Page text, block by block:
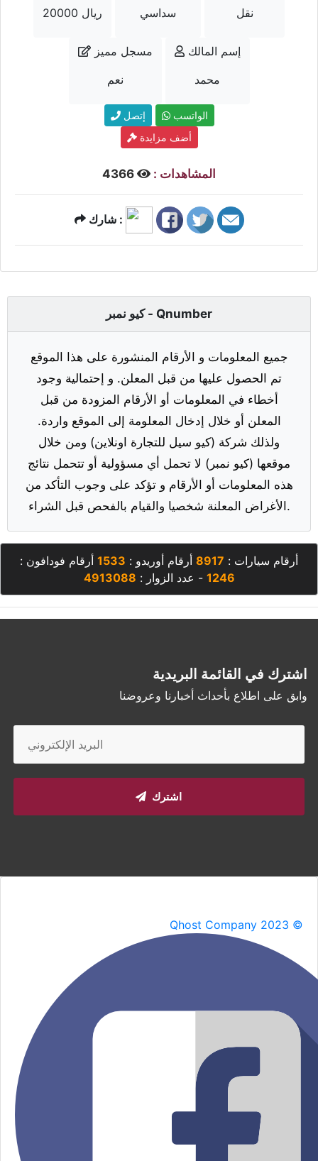
20000 ريال
سداسي
نقل
مسجل مميز
نعم
إسم المالك
محمد
إتصل
الواتسب
أضف مزايدة
المشاهدات :
شارك :
كيو نمبر - Qnumber
جميع المعلومات و الأرقام المنشورة على هذا الموقع
تم الحصول عليها من قبل المعلن. و إحتمالية وجود
أخطاء في المعلومات أو الأرقام المزودة من قبل
المعلن أو خلال إدخال المعلومة إلى الموقع واردة.
ولذلك شركة (كيو سيل للتجارة اونلاين) ومن خلال
موقعها (كيو نمبر) لا تحمل أي مسؤولية أو تتحمل نتائج
هذه المعلومات أو الأرقام و تؤكد على وجوب التأكد من
الأغراض المعلنة شخصيا والقيام بالفحص قبل الشراء.
أرقام سيارات : 8917 أرقام أوريدو : 1533 أرقام فودافون :
1246 - عدد الزوار : 4913088
اشترك في القائمة البريدية
وابق على اطلاع بأحداث أخبارنا وعروضنا
اشترك
Qhost Company 2023 ©